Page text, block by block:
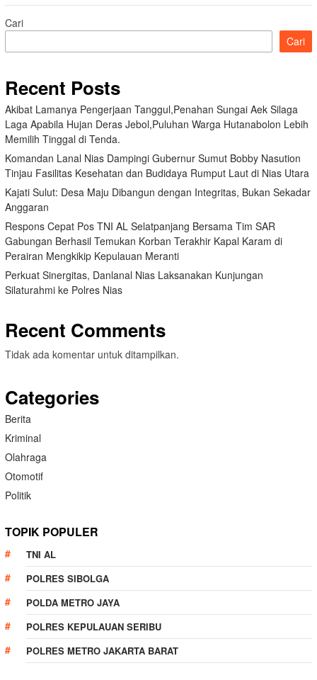
Cari
Cari
Recent Posts
Akibat Lamanya Pengerjaan Tanggul,Penahan Sungai Aek Silaga
Laga Apabila Hujan Deras Jebol,Puluhan Warga Hutanabolon Lebih
Memilih Tinggal di Tenda.
Komandan Lanal Nias Dampingi Gubernur Sumut Bobby Nasution
Tinjau Fasilitas Kesehatan dan Budidaya Rumput Laut di Nias Utara
Kajati Sulut: Desa Maju Dibangun dengan Integritas, Bukan Sekadar
Anggaran
Respons Cepat Pos TNI AL Selatpanjang Bersama Tim SAR
Gabungan Berhasil Temukan Korban Terakhir Kapal Karam di
Perairan Mengkikip Kepulauan Meranti
Perkuat Sinergitas, Danlanal Nias Laksanakan Kunjungan
Silaturahmi ke Polres Nias
Recent Comments
Tidak ada komentar untuk ditampilkan.
Categories
Berita
Kriminal
Olahraga
Otomotif
Politik
TOPIK POPULER
TNI AL
POLRES SIBOLGA
POLDA METRO JAYA
POLRES KEPULAUAN SERIBU
POLRES METRO JAKARTA BARAT